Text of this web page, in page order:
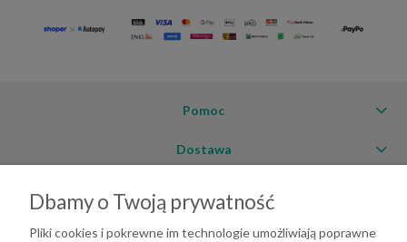
Pomoc
Dostawa
O firmie
Dbamy o Twoją prywatność
Pliki cookies i pokrewne im technologie umożliwiają poprawne